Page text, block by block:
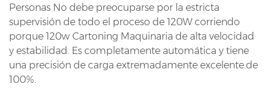
Personas No debe preocuparse por la estricta
supervisión de todo el proceso de 120W corriendo
porque 120w Cartoning Maquinaria de alta velocidad
y estabilidad. Es completamente automática y tiene
una precisión de carga extremadamente excelente.de
100%.